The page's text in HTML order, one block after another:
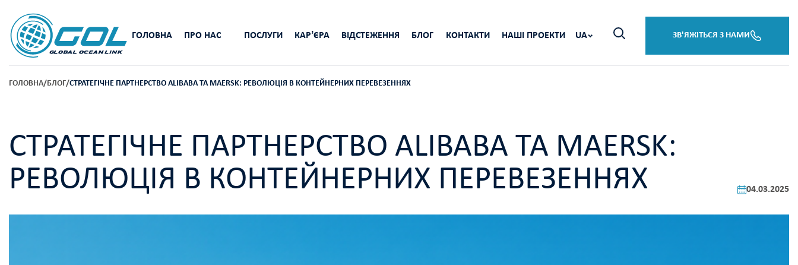
ГОЛОВНА ПРО НАС ПОСЛУГИ КАРʼЄРА ВІДСТЕЖЕННЯ БЛОГ КОНТАКТИ НАШІ ПРОЕКТИ UA ЗВ'ЯЖІТЬСЯ З НАМИ
ГОЛОВНА/БЛОГ/СТРАТЕГІЧНЕ ПАРТНЕРСТВО ALIBABA ТА MAERSK: РЕВОЛЮЦІЯ В КОНТЕЙНЕРНИХ ПЕРЕВЕЗЕННЯХ
СТРАТЕГІЧНЕ ПАРТНЕРСТВО ALIBABA ТА MAERSK:
РЕВОЛЮЦІЯ В КОНТЕЙНЕРНИХ ПЕРЕВЕЗЕННЯХ
04.03.2025